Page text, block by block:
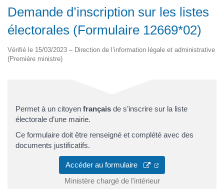
Demande d’inscription sur les listes
électorales (Formulaire 12669*02)
Vérifié le 15/03/2023 – Direction de l’information légale et administrative
(Première ministre)
Permet à un citoyen français de s’inscrire sur la liste
électorale d’une mairie.
Ce formulaire doit être renseigné et complété avec des
documents justificatifs.
Accéder au formulaire
(ouverture dans un
Ministère chargé de l'intérieur